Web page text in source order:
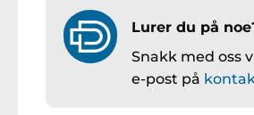
Lurer du på
Snakk med oss
e-post på